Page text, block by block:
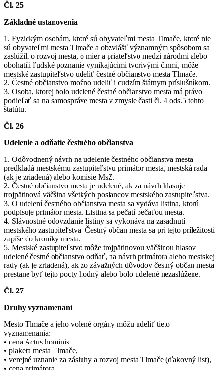
Čl. 25
Základné ustanovenia
1. Fyzickým osobám, ktoré sú obyvateľmi mesta Tlmače, ktoré nie
sú obyvateľmi mesta Tlmače a obzvlášť významným spôsobom sa
zaslúžili o rozvoj mesta, o mier a priateľstvo medzi národmi alebo
obohatili ľudské poznanie vynikajúcimi tvorivými činmi, môže
mestské zastupiteľstvo udeliť čestné občianstvo mesta Tlmače.
2. Čestné občianstvo možno udeliť i cudzím štátnym príslušníkom.
3. Osoba, ktorej bolo udelené čestné občianstvo mesta má právo
podieľať sa na samospráve mesta v zmysle časti čl. 4 ods.5 tohto
štatútu.
Čl. 26
Udelenie a odňatie čestného občianstva
1. Odôvodnený návrh na udelenie čestného občianstva mesta
predkladá mestskému zastupiteľstvu primátor mesta, mestská rada
(ak je zriadená) alebo komisie MsZ.
2. Čestné občianstvo mesta je udelené, ak za návrh hlasuje
trojpätinová väčšina všetkých poslancov mestského zastupiteľstva.
3. O udelení čestného občianstva mesta sa vydáva listina, ktorú
podpisuje primátor mesta. Listina sa pečatí pečaťou mesta.
4. Slávnostné odovzdanie listiny sa vykonáva na zasadnutí
mestského zastupiteľstva. Čestný občan mesta sa pri tejto príležitosti
zapíše do kroniky mesta.
5. Mestské zastupiteľstvo môže trojpätinovou väčšinou hlasov
udelené čestné občianstvo odňať, na návrh primátora alebo mestskej
rady (ak je zriadená), ak zo závažných dôvodov čestný občan mesta
prestane byť tejto pocty hodný alebo bolo udelené nezaslúžene.
Čl. 27
Druhy vyznamenaní
Mesto Tlmače a jeho volené orgány môžu udeliť tieto
vyznamenania:
• cena Actus hominis
• plaketa mesta Tlmače,
• verejné uznanie za zásluhy a rozvoj mesta Tlmače (ďakovný list),
• cena primátora,